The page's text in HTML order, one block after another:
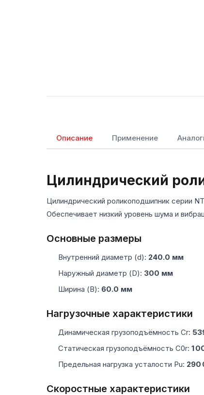
Описание Применение
Цилиндрический
Цилиндрический роликоподшипник серии
Обеспечивает низкий уровень шума и
Основные размеры
Внутренний диаметр (d): 240.0 мм
Наружный диаметр (D): 300 мм
Ширина (B): 60.0 мм
Нагрузочные характеристики
Динамическая грузоподъёмность Cr:
Статическая грузоподъёмность C0r: 1
Предельная нагрузка усталости Pu: 290
Скоростные характеристики